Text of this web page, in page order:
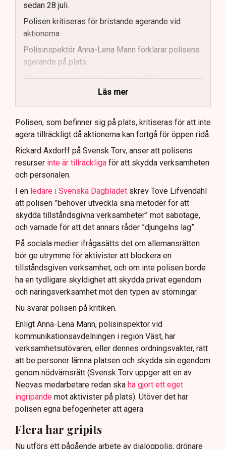
sedan 28 juli.
Polisen kritiseras för bristande agerande vid
aktionerna.
Polisinspektör Anna-Lena Mann förklarar polisens
agerande på plats.
40 personer misstänks med cirka 120
brottsmisstankar kopplade.
Polisen använder drönare och uniformerad polis
för att dokumentera bevis.
Samtidigt är polisarbetet komplext när det gäller
att navigera juridiska rättigheter och gränser.
Läs mer
Polisen, som befinner sig på plats, kritiseras för att inte
agera tillräckligt då aktionerna kan fortgå för öppen ridå.
Rickard Axdorff på Svensk Torv, anser att polisens
resurser inte är tillräckliga för att skydda verksamheten
och personalen.
I en ledare i Svenska Dagbladet skrev Tove Lifvendahl
att polisen ”behöver utveckla sina metoder för att
skydda tillståndsgivna verksamheter” mot sabotage,
och varnade för att det annars råder ”djungelns lag”.
På sociala medier ifrågasätts det om allemansrätten
bör ge utrymme för aktivister att blockera en
tillståndsgiven verksamhet, och om inte polisen borde
ha en tydligare skyldighet att skydda privat egendom
och näringsverksamhet mot den typen av störningar.
Nu svarar polisen på kritiken.
Enligt Anna-Lena Mann, polisinspektör vid
kommunikationsavdelningen i region Väst, har
verksamhetsutövaren, eller dennes ordningsvakter, rätt
att be personer lämna platsen och skydda sin egendom
genom nödvärnsrätt (Svensk Torv uppger att en av
Neovas medarbetare redan ska ha gjort ett eget
ingripande mot aktivister på plats). Utöver det har
polisen egna befogenheter att agera.
Flera har gripits
Nu utförs ett pågående arbete av dialogpolis, drönare